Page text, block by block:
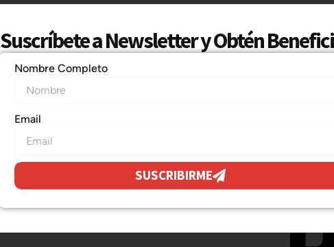
Suscríbete a Newsletter y Obtén
Nombre Completo
Email
SUSCRIBIRME